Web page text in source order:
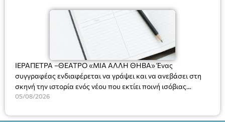
και λήψη αποφάσεων στα παρακάτω θέματα:
ΙΕΡΑΠΕΤΡΑ –ΘΕΑΤΡΟ «ΜΙΑ ΑΛΛΗ ΘΗΒΑ» Ένας
συγγραφέας ενδιαφέρεται να γράψει και να ανεβάσει στη
σκηνή την ιστορία ενός νέου που εκτίει ποινή ισόβιας
κάθειρξης για πατροκτονία. Ένα πολυβραβευμένο έργο για
ασθένεια, τον ερωτισμό. Ένα έργο αινιγματικό, συγκινητικό,
05/08/2026